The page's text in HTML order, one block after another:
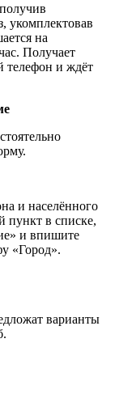
укомплектовав
на
Получает
телефон и ждёт
и населённого
пункт в списке,
и впишите
«Город».
варианты